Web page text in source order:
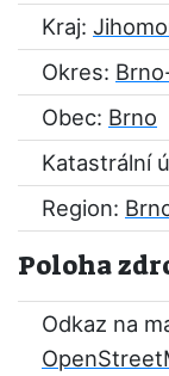
Kraj:
Okres:
Obec: Brno
Katastrální
Region:
Poloha
Odkaz na